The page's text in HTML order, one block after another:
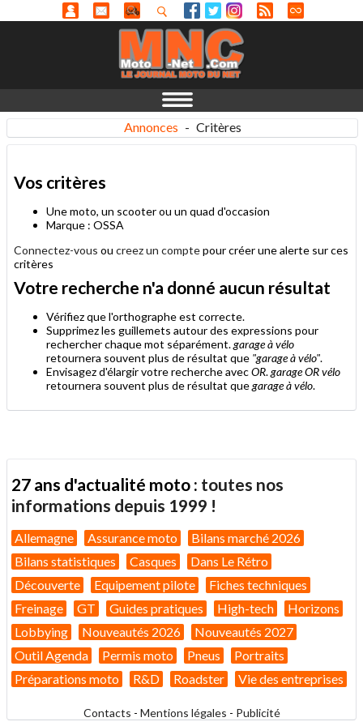
Annonces - Critères
Vos critères
Une moto, un scooter ou un quad d'occasion
Marque : OSSA
Connectez-vous ou creez un comptepour créer une alerte sur ces
critères
Votre recherche n'a donné aucun résultat
Vérifiez que l'orthographe est correcte.
Supprimez les guillemets autour des expressions pour
rechercher chaque mot séparément.garage à vélo
retournera souvent plus de résultat que "garage à vélo".
Envisagez d'élargir votre recherche avecOR.garage OR vélo
retournera souvent plus de résultat quegarage à vélo.
27 ans d'actualité moto : toutes nos
informations depuis 1999 !
Allemagne Assurance moto
Bilans marché 2026
Bilans statistiques
Casques
Dans Le Rétro
Découverte
Equipement pilote
Fiches techniques
Freinage
GT Guides pratiques High-tech
Horizons
Lobbying
Nouveautés 2026
Nouveautés 2027
Outil Agenda
Permis moto Pneus
Portraits
Préparations moto
R&D Roadster Vie des entreprises
Contacts - Mentions légales - Publicité